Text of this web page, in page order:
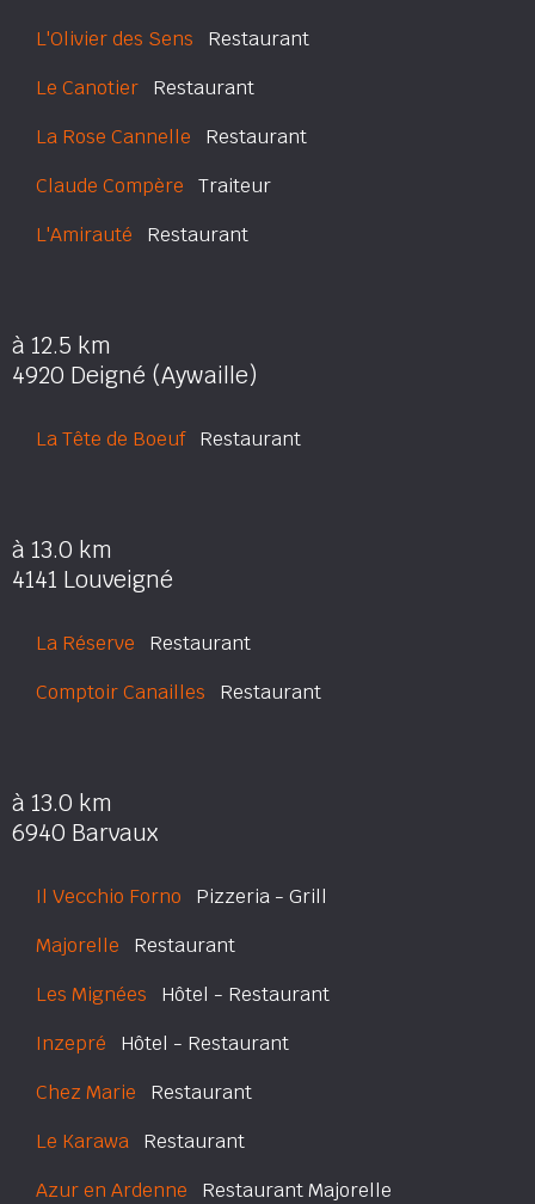
L'Olivier des Sens Restaurant
Le Canotier Restaurant
La Rose Cannelle Restaurant
Claude Compère Traiteur
L'Amirauté Restaurant
à 12.5 km
4920 Deigné (Aywaille)
La Tête de BoeufRestaurant
à 13.0 km
4141 Louveigné
La Réserve Restaurant
Comptoir Canailles Restaurant
à 13.0 km
6940 Barvaux
Il Vecchio Forno Pizzeria - Grill
Majorelle Restaurant
Les Mignées Hôtel - Restaurant
Inzepré Hôtel - Restaurant
Chez Marie Restaurant
Le Karawa Restaurant
Azur en Ardenne Restaurant Majorelle